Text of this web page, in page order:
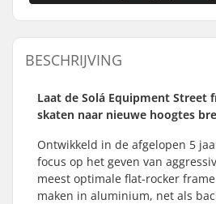
BESCHRIJVING
Laat de Solá Equipment Street
skaten naar nieuwe hoogtes
Ontwikkeld in de afgelopen 5
focus op het geven van
meest optimale flat-rocker
maken in aluminium, net als